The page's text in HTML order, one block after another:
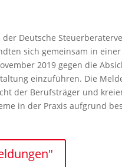
Deutsche
sich gemeinsam in
2019 gegen die
einzuführen. Die
der Berufsträger und
in der Praxis aufgrund